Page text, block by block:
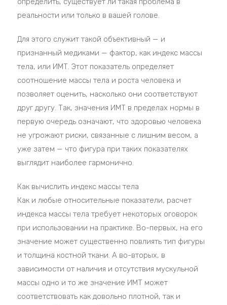
реальности или только в вашей голове.
Для этого служит такой объективный — и
признанный медиками — фактор, как индекс массы
тела, или ИМТ. Этот показатель определяет
соотношение массы тела и роста человека и
позволяет оценить, насколько они соответствуют
друг другу. Так, значения ИМТ в пределах нормы в
первую очередь означают, что здоровью человека
не угрожают риски, связанные с лишним весом, а
уже затем — что фигура при таких показателях
выглядит наиболее гармонично.
Как вычислить индекс массы тела
Как и любые относительные показатели, расчет
индекса массы тела требует некоторых оговорок
при использовании на практике. Во-первых, на его
значение может существенно повлиять тип фигуры
и толщина костной ткани. А во-вторых, в
зависимости от наличия и отсутствия мускульной
массы одно и то же значение ИМТ может
соответствовать как довольно плотной, так и